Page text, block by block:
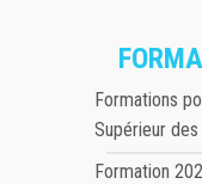
Formations
Supérieur
Formation